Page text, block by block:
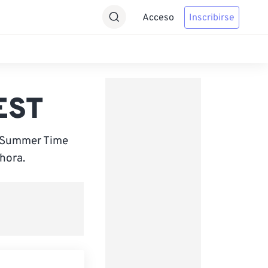
Acceso Inscribirse
Time